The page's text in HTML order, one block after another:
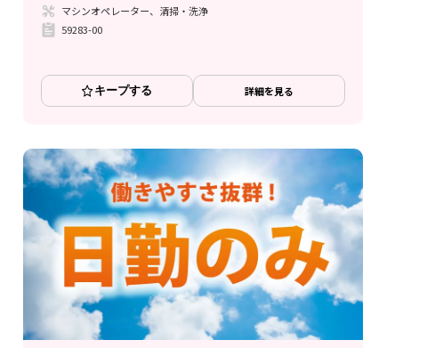
マシンオペレーター、清掃・洗浄
59283-00
キープする 詳細を見る